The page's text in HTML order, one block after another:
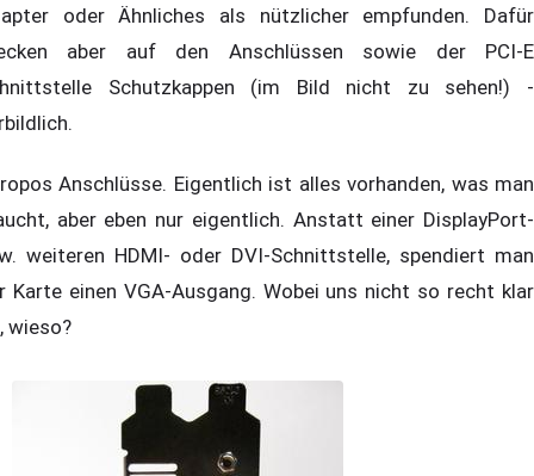
oder Ähnliches als nützlicher empfunden. Dafür
aber auf den Anschlüssen sowie der PCI-E
Schutzkappen (im Bild nicht zu sehen!) -
Anschlüsse. Eigentlich ist alles vorhanden, was man
aber eben nur eigentlich. Anstatt einer DisplayPort-
weiteren HDMI- oder DVI-Schnittstelle, spendiert man
Karte einen VGA-Ausgang. Wobei uns nicht so recht klar
wieso?